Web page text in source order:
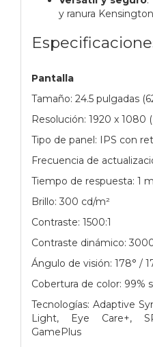
y ranura
Pantalla
Tamaño: 24.5 pulgadas
Resolución: 1920 x 1080
Tipo de panel: IPS con
Frecuencia de
Tiempo de respuesta: 1
Brillo: 300 cd/m²
Contraste: 1500:1
Contraste dinámico:
Ángulo de visión: 178° /
Cobertura de color: 99%
Tecnologías: Adaptive
Light, Eye Care+,
GamePlus